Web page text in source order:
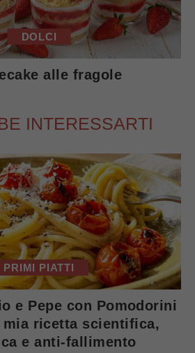
DOLCI
alle fragole
INTERESSARTI
PRIMI PIATTI
e Pepe con Pomodorini
ricetta scientifica,
e anti-fallimento